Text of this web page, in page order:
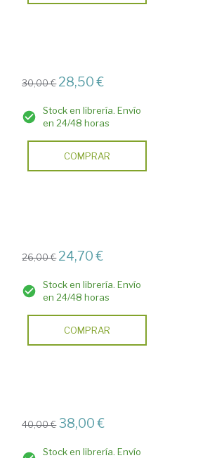
30,00 € 28,50 €
Stock en librería. Envío
en 24/48 horas
COMPRAR
26,00 € 24,70 €
Stock en librería. Envío
en 24/48 horas
COMPRAR
40,00 € 38,00 €
Stock en librería. Envío